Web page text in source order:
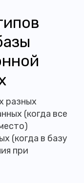
разных
(когда все
(когда в базу
при